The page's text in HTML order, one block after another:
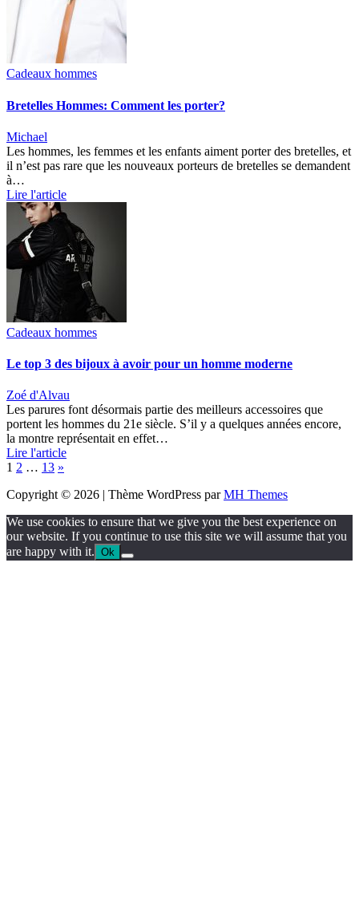
Cadeaux hommes
Bretelles Hommes: Comment les porter?
Michael
Les hommes, les femmes et les enfants aiment porter des bretelles, et
il n’est pas rare que les nouveaux porteurs de bretelles se demandent
à…
Lire l'article
Cadeaux hommes
Le top 3 des bijoux à avoir pour un homme moderne
Zoé d'Alvau
Les parures font désormais partie des meilleurs accessoires que
portent les hommes du 21e siècle. S’il y a quelques années encore,
la montre représentait en effet…
Lire l'article
Page:
1 2 … 13 Next
»
Copyright © 2026 | Thème WordPress parMH Themes
We use cookies to ensure that we give you the best experience on
our website. If you continue to use this site we will assume that you
are happy with it. Ok